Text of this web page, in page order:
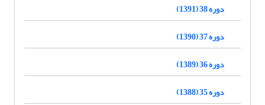
دوره 38 (1391)
دوره 37 (1390)
دوره 36 (1389)
دوره 35 (1388)